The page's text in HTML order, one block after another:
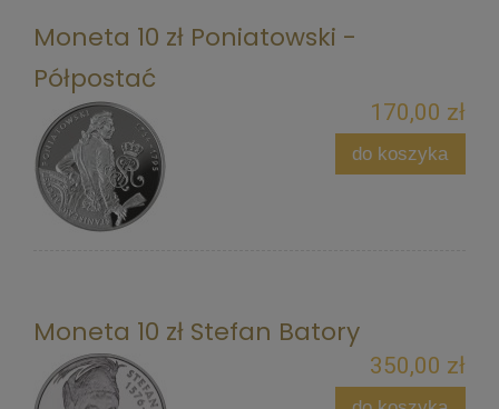
Moneta 10 zł Poniatowski -
Półpostać
170,00 zł
do koszyka
Moneta 10 zł Stefan Batory
350,00 zł